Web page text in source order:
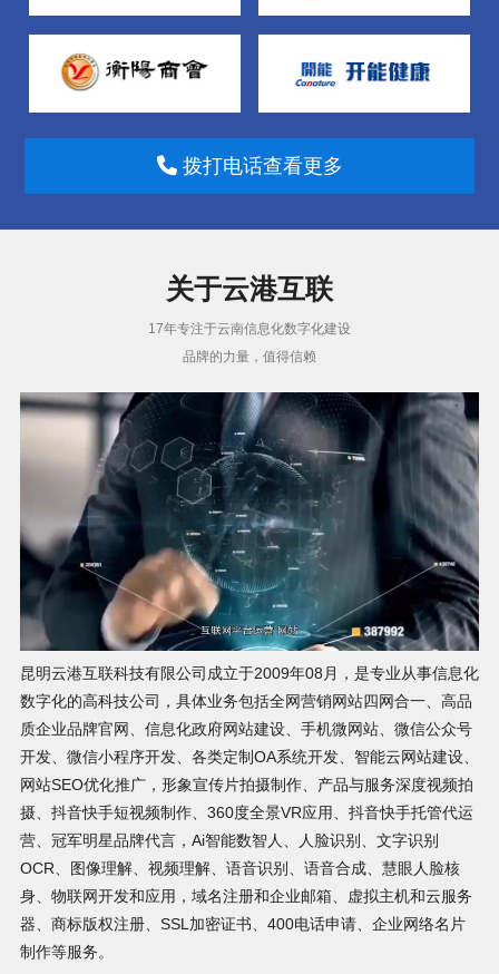
拨打电话查看更多
关于云港互联
17年专注于云南信息化数字化建设
品牌的力量，值得信赖
昆明云港互联科技有限公司成立于2009年08月，是专业从事信息化
数字化的高科技公司，具体业务包括全网营销网站四网合一、高品
质企业品牌官网、信息化政府网站建设、手机微网站、微信公众号
开发、微信小程序开发、各类定制OA系统开发、智能云网站建设、
网站SEO优化推广，形象宣传片拍摄制作、产品与服务深度视频拍
摄、抖音快手短视频制作、360度全景VR应用、抖音快手托管代运
营、冠军明星品牌代言，Ai智能数智人、人脸识别、文字识别
OCR、图像理解、视频理解、语音识别、语音合成、慧眼人脸核
身、物联网开发和应用，域名注册和企业邮箱、虚拟主机和云服务
器、商标版权注册、SSL加密证书、400电话申请、企业网络名片
制作等服务。